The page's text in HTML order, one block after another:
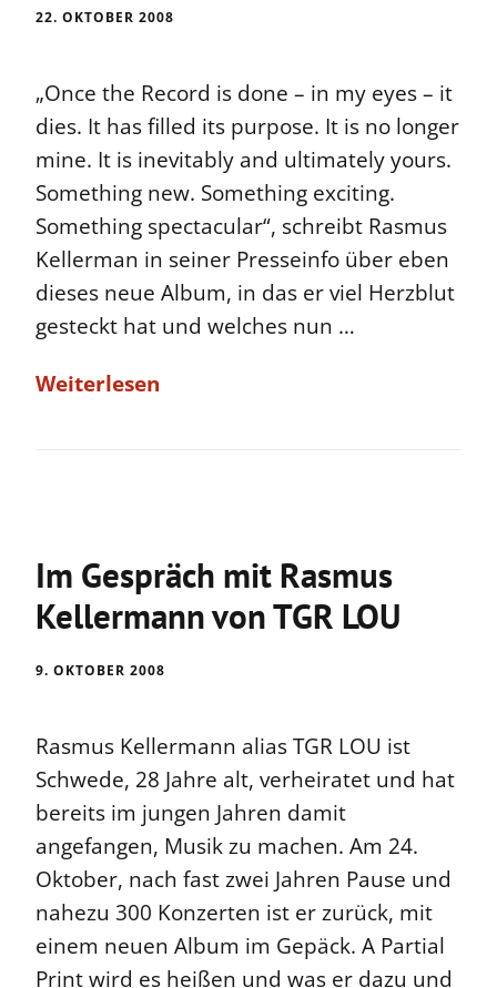
22. OKTOBER 2008
„Once the Record is done – in my eyes – it
dies. It has filled its purpose. It is no longer
mine. It is inevitably and ultimately yours.
Something new. Something exciting.
Something spectacular“, schreibt Rasmus
Kellerman in seiner Presseinfo über eben
dieses neue Album, in das er viel Herzblut
gesteckt hat und welches nun …
Weiterlesen
Im Gespräch mit Rasmus
Kellermann von TGR LOU
9. OKTOBER 2008
Rasmus Kellermann alias TGR LOU ist
Schwede, 28 Jahre alt, verheiratet und hat
bereits im jungen Jahren damit
angefangen, Musik zu machen. Am 24.
Oktober, nach fast zwei Jahren Pause und
nahezu 300 Konzerten ist er zurück, mit
einem neuen Album im Gepäck. A Partial
Print wird es heißen und was er dazu und